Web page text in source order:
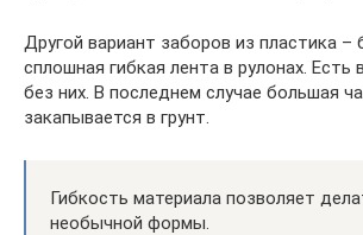
Другой вариант заборов из пластика
сплошная гибкая лента в рулонах.
без них. В последнем случае большая
закапывается в грунт.
Гибкость материала позволяет
необычной формы.